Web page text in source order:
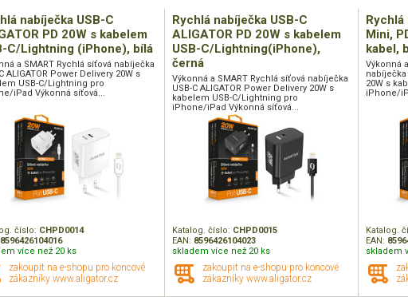
nabíječka USB-C
PD 20W s kabelem
C/Lightning (iPhone), bílá
a SMART Rychlá síťová nabíječka
ALIGATOR Power Delivery 20W s
USB-C/Lightning pro
iPad Výkonná síťová...
číslo: CHPD0014
8596426104016
více než 20 ks
zakoupit na e-shopu pro koncové
zákazníky www.aligator.cz
Rychlá nabíječka USB-C
ALIGATOR PD 20W s kabelem
USB-C/Lightning(iPhone),
černá
Výkonná a SMART Rychlá síťová nabíječka
USB-C ALIGATOR Power Delivery 20W s
kabelem USB-C/Lightning pro
iPhone/iPad Výkonná síťová...
Katalog. číslo: CHPD0015
EAN: 8596426104023
skladem více než 20 ks
zakoupit na e-shopu pro koncové
zákazníky www.aligator.cz
Mini,
kabel,
Výkonná
nabíječka
20W s
iPhone/
Katalog.
EAN:
skladem